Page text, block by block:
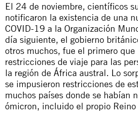
El 24 de noviembre, científicos
notificaron la existencia de una
COVID-19 a la Organización
día siguiente, el gobierno
otros muchos, fue el primero
restricciones de viaje para las
la región de África austral. Lo
se impusieron restricciones de
muchos países donde se habían
ómicron, incluido el propio